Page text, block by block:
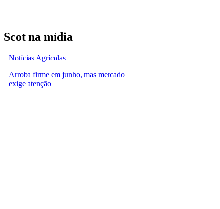
Scot na mídia
Notícias Agrícolas
Arroba firme em junho, mas mercado
exige atenção